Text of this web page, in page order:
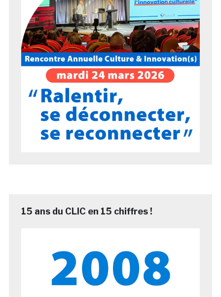
15 ans du CLIC en 15 chiffres !